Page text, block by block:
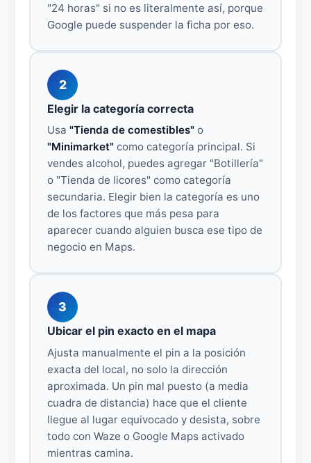
"24 horas" si no es literalmente así, porque
Google puede suspender la ficha por eso.
2
Elegir la categoría correcta
Usa"Tienda de comestibles" o
"Minimarket" como categoría principal. Si
vendes alcohol, puedes agregar "Botillería"
o "Tienda de licores" como categoría
secundaria. Elegir bien la categoría es uno
de los factores que más pesa para
aparecer cuando alguien busca ese tipo de
negocio en Maps.
3
Ubicar el pin exacto en el mapa
Ajusta manualmente el pin a la posición
exacta del local, no solo la dirección
aproximada. Un pin mal puesto (a media
cuadra de distancia) hace que el cliente
llegue al lugar equivocado y desista, sobre
todo con Waze o Google Maps activado
mientras camina.